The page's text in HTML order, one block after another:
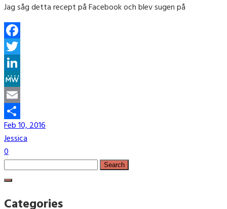
Jag såg detta recept på Facebook och blev sugen på
Facebook
Twitter
LinkedIn
MeWe
Email
Share
Feb 10, 2016
Jessica
0
Search
for:
Categories